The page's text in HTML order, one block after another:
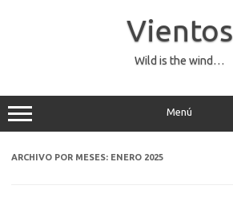
Vientos
Wild is the wind…
Menú
ARCHIVO POR MESES: ENERO 2025